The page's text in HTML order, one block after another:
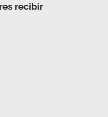
recibir